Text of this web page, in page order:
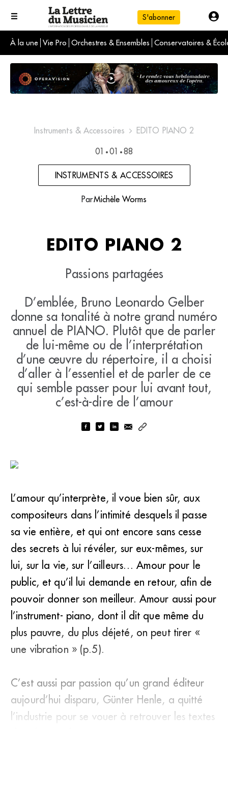
S'abonner
À la une Vie Pro Orchestres & Ensembles Conservatoires &
L'info du jour
Le numéro du mois
International
Instruments & Accessoires EDITO PIANO 2
01 • 01 • 88
INSTRUMENTS & ACCESSOIRES
ParMichèle Worms
EDITO PIANO 2
Passions partagées
D’emblée, Bruno Leonardo Gelber
donne sa tonalité à notre grand numéro
annuel de PIANO. Plutôt que de parler
de lui-même ou de l’interprétation
d’une œuvre du répertoire, il a choisi
d’aller à l’essentiel et de parler de ce
qui semble passer pour lui avant tout,
c’est-à-dire de l’amour
L’amour qu’interprète, il voue bien sûr, aux
compositeurs dans l’intimité desquels il passe
sa vie entière, et qui ont encore sans cesse
des secrets à lui révéler, sur eux-mêmes, sur
lui, sur la vie, sur l’ailleurs… Amour pour le
public, et qu’il lui demande en retour, afin de
pouvoir donner son meilleur. Amour aussi pour
l’instrument- piano, dont il dit que même du
plus pauvre, du plus déjeté, on peut tirer «
une vibration » (p.5).
C’est aussi par passion qu’un grand éditeur
aujourd’hui disparu, Günter Henle, a quitté
l’industrie pour se vouer à retrouver les textes